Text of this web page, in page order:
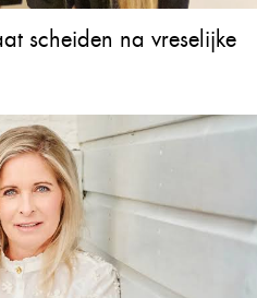
scheiden na vreselijke